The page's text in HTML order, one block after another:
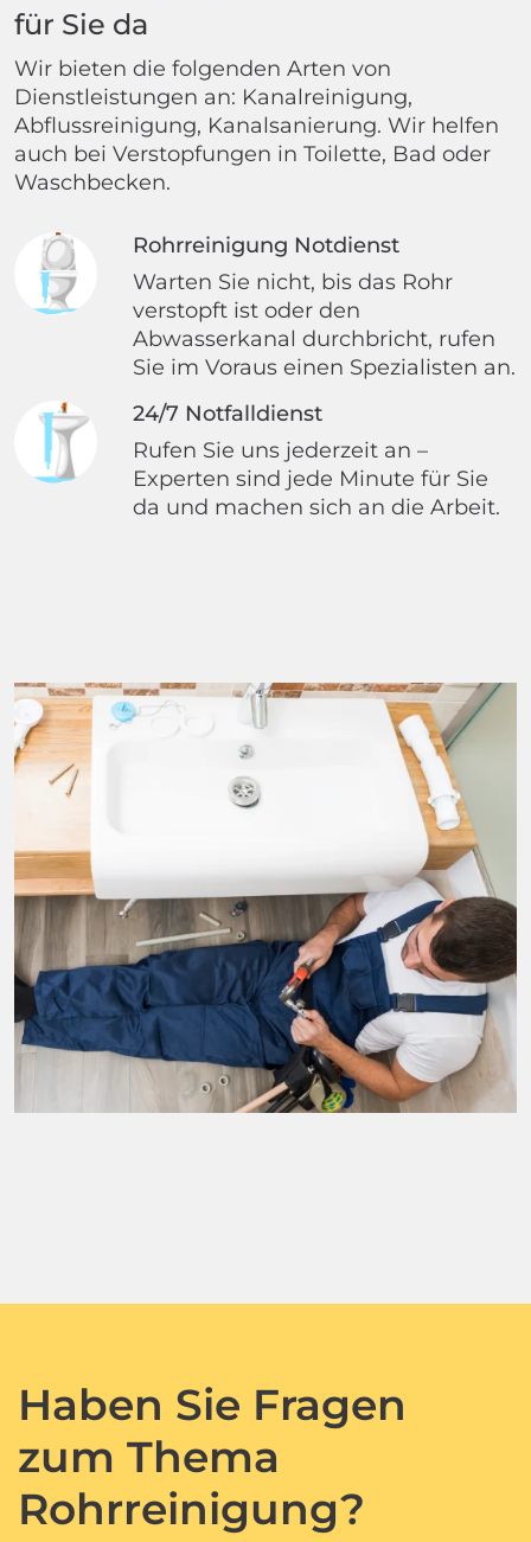
für Sie da
Wir bieten die folgenden Arten von
Dienstleistungen an: Kanalreinigung,
Abflussreinigung, Kanalsanierung. Wir helfen
auch bei Verstopfungen in Toilette, Bad oder
Waschbecken.
Rohrreinigung Notdienst
Warten Sie nicht, bis das Rohr
verstopft ist oder den
Abwasserkanal durchbricht, rufen
Sie im Voraus einen Spezialisten an.
24/7 Notfalldienst
Rufen Sie uns jederzeit an –
Experten sind jede Minute für Sie
da und machen sich an die Arbeit.
Haben Sie Fragen
zum Thema
Rohrreinigung?